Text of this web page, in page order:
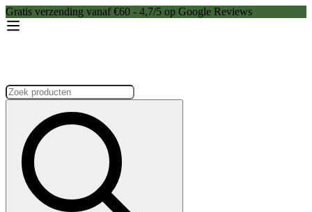
Gratis verzending vanaf €60 - 4,7/5 op Google Reviews
Zoeken: